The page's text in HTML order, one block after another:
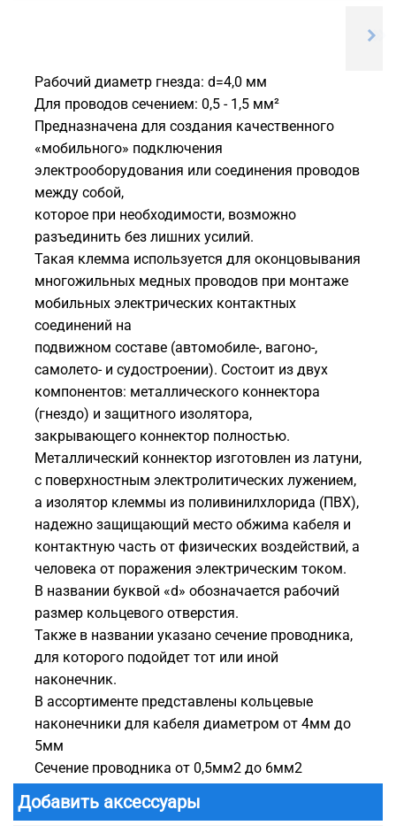
Рабочий диаметр гнезда: d=4,0 мм
Для проводов сечением: 0,5 - 1,5 мм²
Предназначена для создания качественного
«мобильного» подключения
электрооборудования или соединения проводов
между собой,
которое при необходимости, возможно
разъединить без лишних усилий.
Такая клемма используется для оконцовывания
многожильных медных проводов при монтаже
мобильных электрических контактных
соединений на
подвижном составе (автомобиле-, вагоно-,
самолето- и судостроении). Состоит из двух
компонентов: металлического коннектора
(гнездо) и защитного изолятора,
закрывающего коннектор полностью.
Металлический коннектор изготовлен из латуни,
с поверхностным электролитических лужением,
а изолятор клеммы из поливинилхлорида (ПВХ),
надежно защищающий место обжима кабеля и
контактную часть от физических воздействий, а
человека от поражения электрическим током.
В названии буквой «d» обозначается рабочий
размер кольцевого отверстия.
Также в названии указано сечение проводника,
для которого подойдет тот или иной
наконечник.
В ассортименте представлены кольцевые
наконечники для кабеля диаметром от 4мм до
5мм
Сечение проводника от 0,5мм2 до 6мм2
Добавить аксессуары